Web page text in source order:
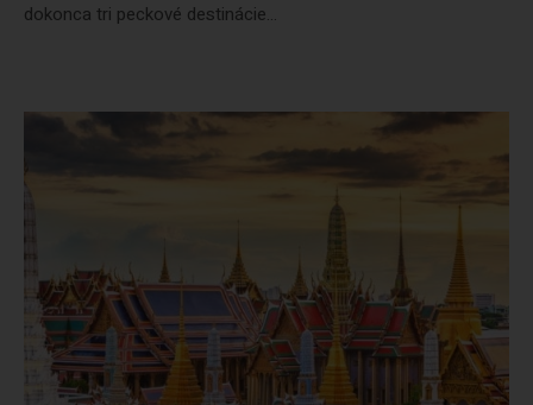
dokonca tri peckové destinácie...